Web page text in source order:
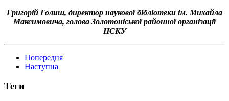
Григорій Голиш, директор наукової бібліотеки ім. Михайла
Максимовича, голова Золотоніської районної організації
НСКУ
Попередня
Наступна
Теги